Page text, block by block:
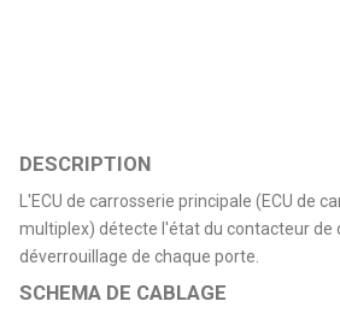
DESCRIPTION
L'ECU de carrosserie principale (ECU de
multiplex) détecte l'état du contacteur de
déverrouillage de chaque porte.
SCHEMA DE CABLAGE